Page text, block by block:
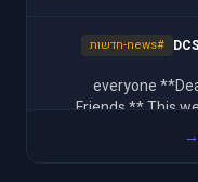
#news-חדשות
@everyone **Dear Fighter Pilots, Partners and
Friends,** This week, the DCS community comes
together in
#news-חדשות